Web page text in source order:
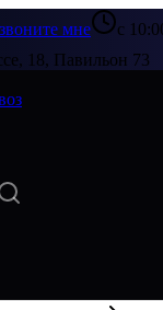
мне
с
18, Павильон 73